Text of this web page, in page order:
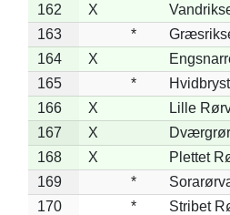
162
X
163
*
164
X
165
*
166
X
Lille
167
X
168
X
Plettet
169
*
170
*
Stribet